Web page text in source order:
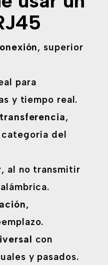
, superior
para
y tiempo real.
,
del
, al no transmitir
,
con
y pasados.